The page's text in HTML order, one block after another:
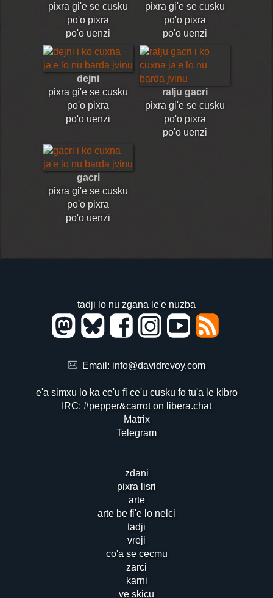
pixra gi'e se cusku
po'o pixra
po'o uenzi
pixra gi'e se cusku
po'o pixra
po'o uenzi
dejni
pixra gi'e se cusku
po'o pixra
po'o uenzi
ralju gacri
pixra gi'e se cusku
po'o pixra
po'o uenzi
gacri
pixra gi'e se cusku
po'o pixra
po'o uenzi
tadji lo nu zgana le'e nuzba
Email: info@davidrevoy.com
e'a simxu lo ka ce'u fi ce'u cusku fo tu'a le kibro
IRC: #pepper&carrot on libera.chat
Matrix
Telegram
zdani
pixra lisri
arte
arte be fi'e lo nelci
tadji
vreji
co'a se cecmu
zarci
karni
ve skicu